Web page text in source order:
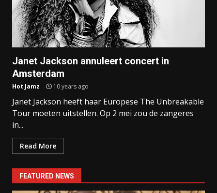
Janet Jackson annuleert concert in
Amsterdam
Hot Jamz 10 years ago
Janet Jackson heeft haar Europese The Unbreakable
Tour moeten uitstellen. Op 2 mei zou de zangeres
in...
Read More
FEATURED NEWS